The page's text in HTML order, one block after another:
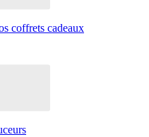
coffrets cadeaux